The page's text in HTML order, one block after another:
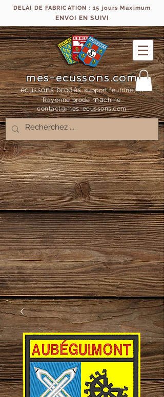
DELAI DE FABRICATION : 15 jours Maximum
ENVOI EN SUIVI
mes-ecussons.com
écussons brodés support feutrine, fil
Rayonne brodémachine
contact@mes-ecussons.com